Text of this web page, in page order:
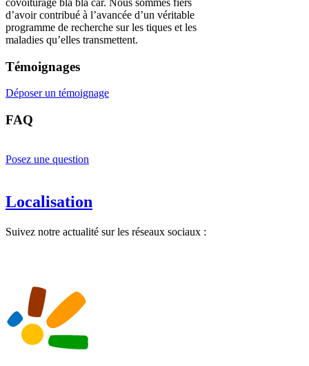
covoiturage bla bla car. Nous sommes fiers
d’avoir contribué à l’avancée d’un véritable
programme de recherche sur les tiques et les
maladies qu’elles transmettent.
Témoignages
Déposer un témoignage
FAQ
Posez une question
Localisation
Suivez notre actualité sur les réseaux sociaux :